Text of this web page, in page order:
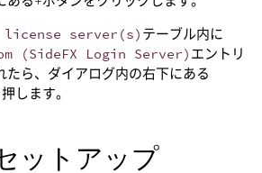
license server(s) テーブル内に
(SideFX Login Server) エントリ
たら、ダイアログ内の右下にある
します。
ットアップ